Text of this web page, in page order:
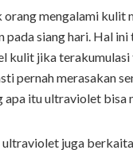
orang mengalami kulit
pada siang hari. Hal
kulit jika terakumulasi
pernah merasakan
apa itu ultraviolet bisa
juga